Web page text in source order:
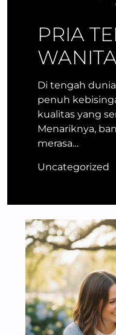
PRIA
Di tengah
penuh
kualitas yang
Menariknya,
merasa…
Uncategorized